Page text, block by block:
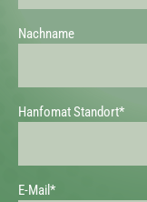
Nachname
Hanfomat Standort*
E-Mail*